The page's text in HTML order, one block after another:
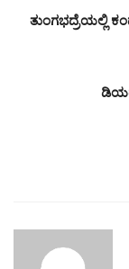
ತುಂಗಭದ್ರೆಯಲ್ಲಿ